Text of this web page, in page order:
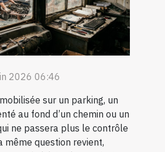
2026 06:46
sur un parking, un
au fond d’un chemin ou un
ne passera plus le contrôle
même question revient,